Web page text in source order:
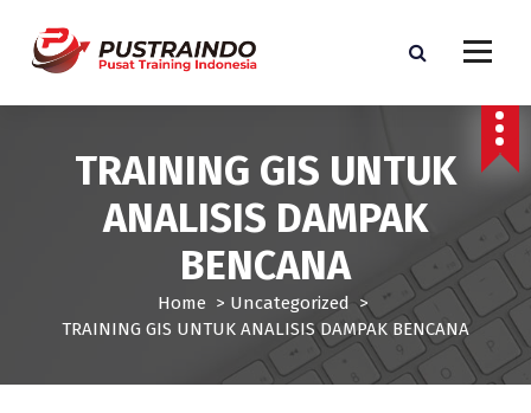
TRAINING GIS UNTUK
ANALISIS DAMPAK
BENCANA
Home > Uncategorized >
TRAINING GIS UNTUK ANALISIS DAMPAK BENCANA